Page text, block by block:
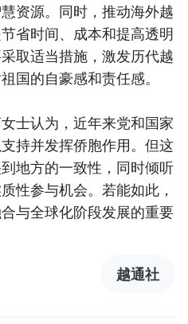
资源。同时，推动海外越
省时间、成本和提高透明
取适当措施，激发历代越
国的自豪感和责任感。
士认为，近年来党和国家
持并发挥侨胞作用。但这
地方的一致性，同时倾听
性参与机会。若能如此，
与全球化阶段发展的重要
越通社